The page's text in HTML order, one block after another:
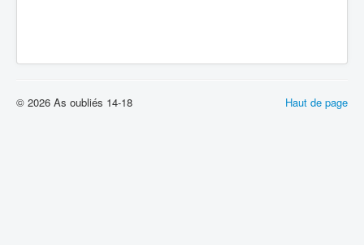
Haut de page
© 2026 As oubliés 14-18